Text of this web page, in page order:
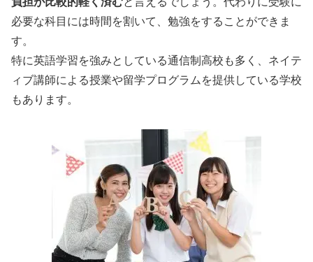
必要な科目には時間を割いて、勉強をすることができま
す。
特に英語学習を強みとしている通信制高校も多く、ネイテ
ィブ講師による授業や留学プログラムを提供している学校
もあります。